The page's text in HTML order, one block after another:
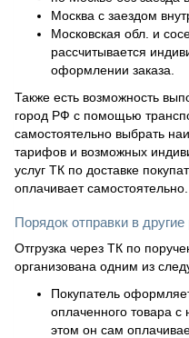
Москва с заездом
Московская обл. и
рассчитывается
оформлении заказа.
Также есть возможность
город РФ с помощью
самостоятельно выбрать
тарифов и возможных
услуг ТК по доставке
оплачивает самостоятельно.
Порядок отправки в другие
Отгрузка через ТК по
организована одним из
Покупатель
оплаченного товара
этом он сам